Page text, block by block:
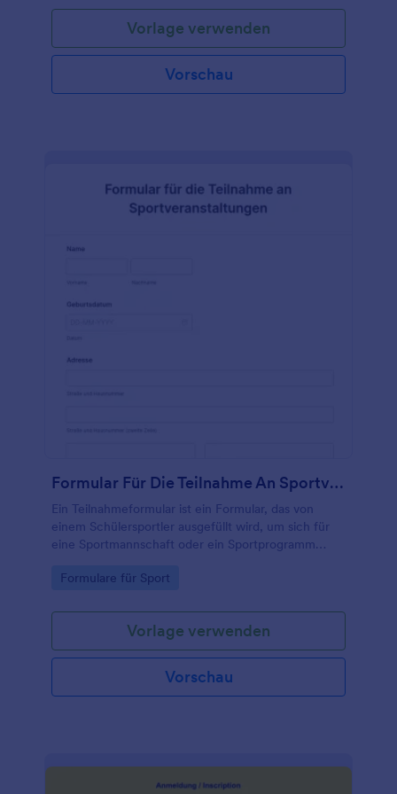
Vorlage verwenden
Vorschau
Formular Für Die Teilnahme An Sportveranstaltungen
Ein Teilnahmeformular ist ein Formular, das von
einem Schülersportler ausgefüllt wird, um sich für
eine Sportmannschaft oder ein Sportprogramm
Go to Category:
Formulare für Sport
Vorlage verwenden
Vorschau